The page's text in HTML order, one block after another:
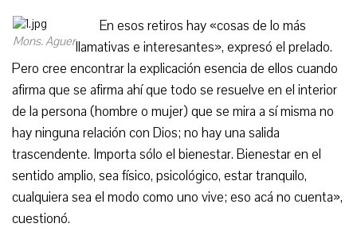
Mons. Aguer
En esos retiros hay «cosas de lo más
llamativas e interesantes», expresó el prelado.
Pero cree encontrar la explicación esencia de ellos cuando
afirma que se afirma ahí que todo se resuelve en el interior
de la persona (hombre o mujer) que se mira a sí misma no
hay ninguna relación con Dios; no hay una salida
trascendente. Importa sólo el bienestar. Bienestar en el
sentido amplio, sea físico, psicológico, estar tranquilo,
cualquiera sea el modo como uno vive; eso acá no cuenta»,
cuestionó.